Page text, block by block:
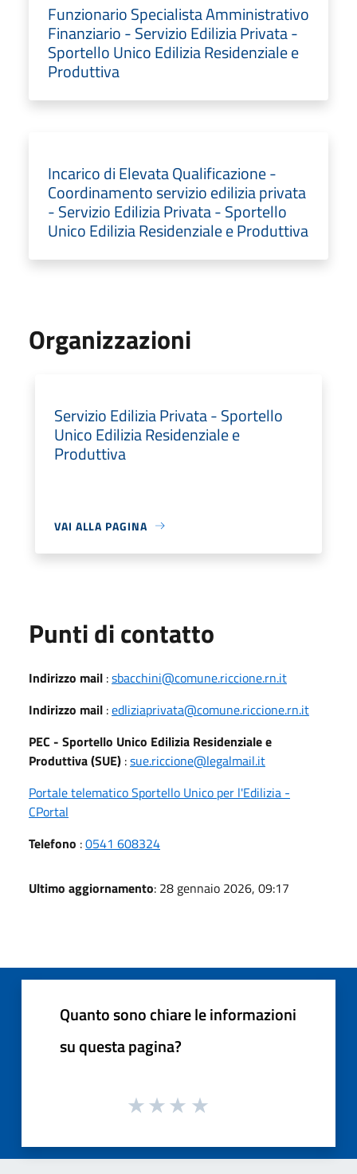
Funzionario Specialista Amministrativo
Finanziario - Servizio Edilizia Privata -
Sportello Unico Edilizia Residenziale e
Produttiva
Incarico di Elevata Qualificazione -
Coordinamento servizio edilizia privata
- Servizio Edilizia Privata - Sportello
Unico Edilizia Residenziale e Produttiva
Organizzazioni
Servizio Edilizia Privata - Sportello
Unico Edilizia Residenziale e
Produttiva
VAI ALLA PAGINA
Punti di contatto
Indirizzo mail :sbacchini@comune.riccione.rn.it
Indirizzo mail :edliziaprivata@comune.riccione.rn.it
PEC - Sportello Unico Edilizia Residenziale e
Produttiva (SUE) :sue.riccione@legalmail.it
Portale telematico Sportello Unico per l'Edilizia -
CPortal
Telefono :0541 608324
Ultimo aggiornamento: 28 gennaio 2026, 09:17
Quanto sono chiare le informazioni
su questa pagina?